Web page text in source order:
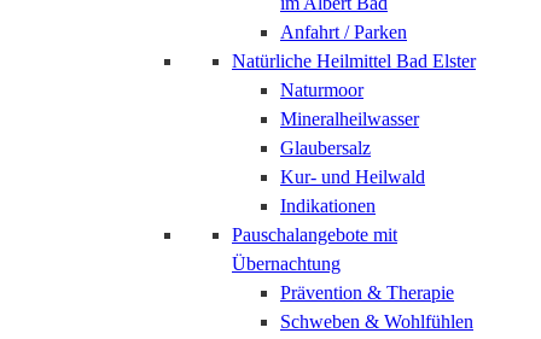
Anfahrt / Parken
Natürliche Heilmittel Bad Elster
Naturmoor
Mineralheilwasser
Glaubersalz
Kur- und Heilwald
Indikationen
Pauschalangebote mit
Übernachtung
Prävention & Therapie
Schweben & Wohlfühlen